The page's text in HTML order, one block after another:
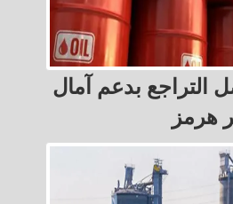
التراجع بدعم آمال
هرمز